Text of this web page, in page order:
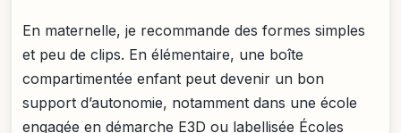
En maternelle, je recommande des formes simples
et peu de clips. En élémentaire, une boîte
compartimentée enfant peut devenir un bon
support d’autonomie, notamment dans une école
engagée en démarche E3D ou labellisée Écoles